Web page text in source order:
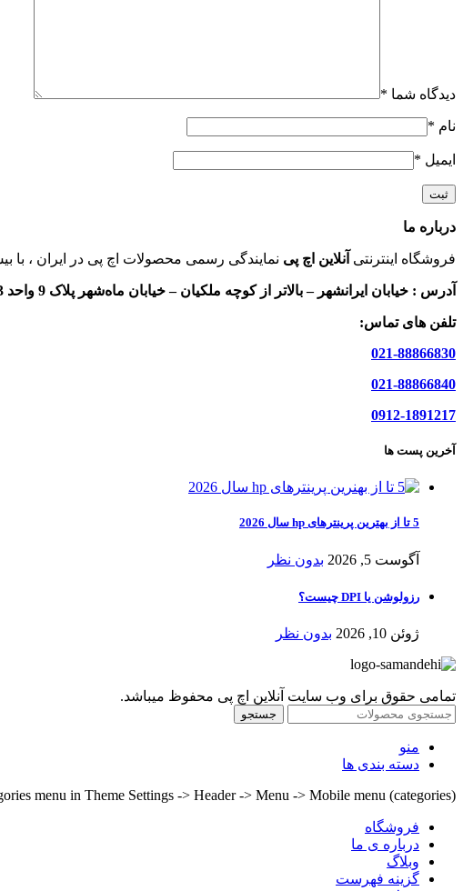
دیدگاه شما *
نام *
ایمیل *
درباره ما
فروشگاه اینترنتی آنلاین اچ پی نمایندگی رسمی محصولات اچ پی در ایران ،
آدرس : خیابان ایرانشهر – بالاتر از کوچه ملکیان – خیابان ماه‌شهر پلاک 9 واحد 3
تلفن های تماس:
021-88866830
021-88866840
0912-1891217
آخرین پست ها
5 تا از بهترین پرینترهای hp سال 2026
آگوست 5, 2026 بدون نظر
رزولوشن یا DPI چیست؟
ژوئن 10, 2026 بدون نظر
تمامی حقوق برای وب سایت آنلاین اچ پی محفوظ میباشد.
جستجو
منو
دسته بندی ها
menu in Theme Settings -> Header -> Menu -> Mobile menu (categories)
فروشگاه
درباره ی ما
وبلاگ
گزینه فهرست